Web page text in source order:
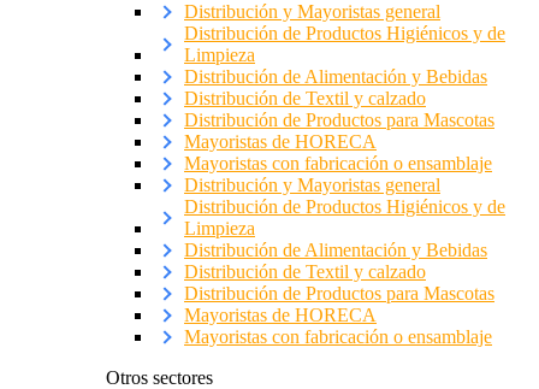
Distribución y Mayoristas general
Distribución de Productos Higiénicos y de
Limpieza
Distribución de Alimentación y Bebidas
Distribución de Textil y calzado
Distribución de Productos para Mascotas
Mayoristas de HORECA
Mayoristas con fabricación o ensamblaje
Distribución y Mayoristas general
Distribución de Productos Higiénicos y de
Limpieza
Distribución de Alimentación y Bebidas
Distribución de Textil y calzado
Distribución de Productos para Mascotas
Mayoristas de HORECA
Mayoristas con fabricación o ensamblaje
Otros sectores